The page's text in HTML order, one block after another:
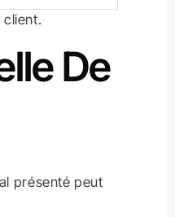
De
présenté peut